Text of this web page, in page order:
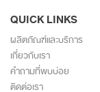
QUICK LINKS
ผลิตภัณฑ์และบริการ
เกี่ยวกับเรา
คำถามที่พบบ่อย
ติดต่อเรา